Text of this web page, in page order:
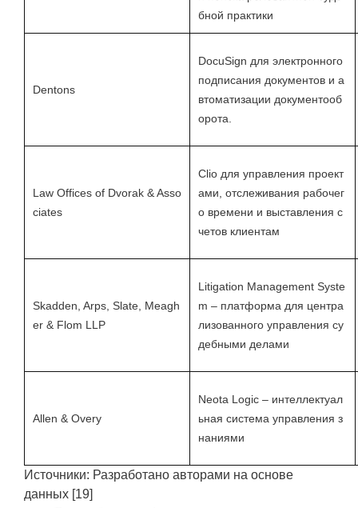
бной практики
Dentons
DocuSign для электронного
подписания документов и а
втоматизации документооб
орота.
Law Offices of Dvorak & Asso
ciates
Clio для управления проект
ами, отслеживания рабочег
о времени и выставления с
четов клиентам
Skadden, Arps, Slate, Meagh
er & Flom LLP
Litigation Management Syste
m – платформа для центра
лизованного управления су
дебными делами
Allen & Overy
Neota Logic – интеллектуал
ьная система управления з
наниями
Источники: Разработано авторами на основе
данных [19]